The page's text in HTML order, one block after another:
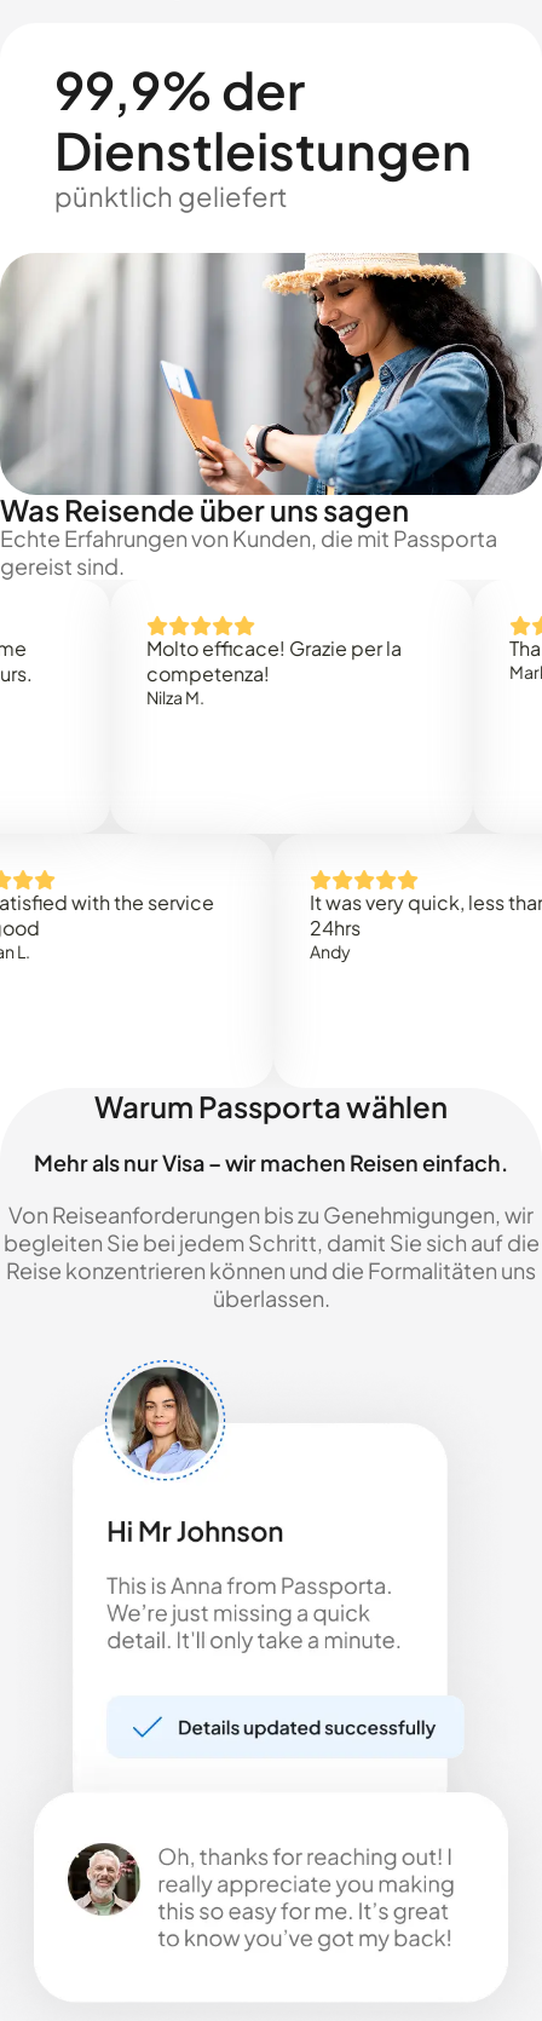
99,9% der
Dienstleistungen
pünktlich geliefert
Was Reisende über uns sagen
Echte Erfahrungen von Kunden, die mit Passporta
gereist sind.
Molto efficace! Grazie per la
competenza!
Thank
with the service
It was very quick, less than
Warum Passporta wählen
Mehr als nur Visa – wir machen Reisen einfach.
Von Reiseanforderungen bis zu Genehmigungen, wir
begleiten Sie bei jedem Schritt, damit Sie sich auf die
Reise konzentrieren können und die Formalitäten uns
überlassen.